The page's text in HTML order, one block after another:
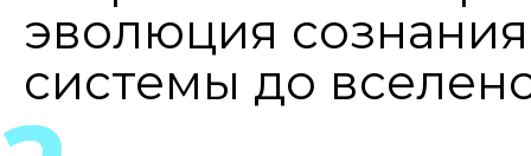
эволюция
системы до